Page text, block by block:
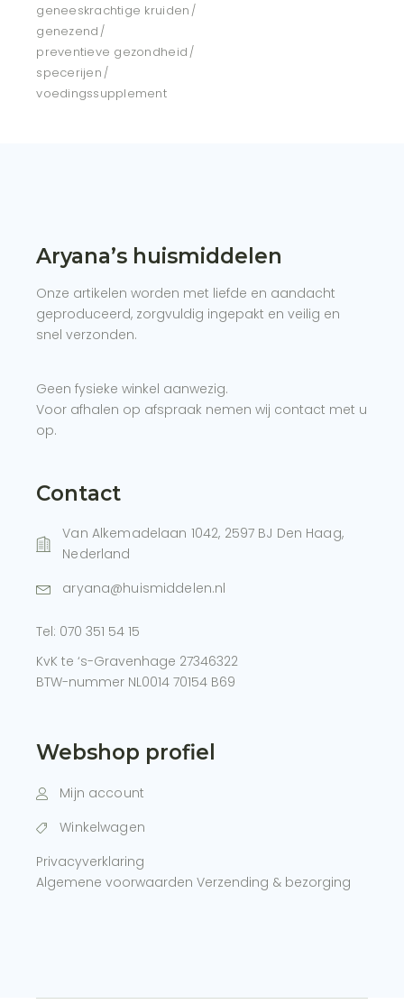
geneeskrachtige kruiden
genezend
preventieve gezondheid
specerijen
voedingssupplement
Aryana’s huismiddelen
Onze artikelen worden met liefde en aandacht
geproduceerd, zorgvuldig ingepakt en veilig en
snel verzonden.
Geen fysieke winkel aanwezig.
Voor afhalen op afspraak nemen wij contact met u
op.
Contact
Van Alkemadelaan 1042, 2597 BJ Den Haag,
Nederland
aryana@huismiddelen.nl
Tel: 070 351 54 15
KvK te ‘s-Gravenhage 27346322
BTW-nummer NL0014 70154 B69
Webshop profiel
Mijn account
Winkelwagen
Privacyverklaring
Algemene voorwaarden Verzending & bezorging